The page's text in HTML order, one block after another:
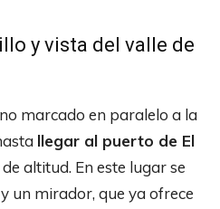
y vista del valle de
marcado en paralelo a la
llegar al puerto de El
altitud. En este lugar se
un mirador, que ya ofrece